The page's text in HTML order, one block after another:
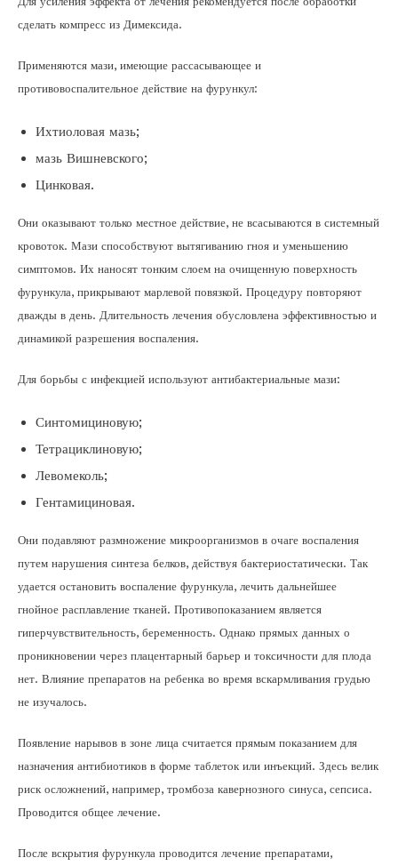
сделать компресс из Димексида.
Применяются мази, имеющие рассасывающее и
противовоспалительное действие на фурункул:
Ихтиоловая мазь;
мазь Вишневского;
Цинковая.
Они оказывают только местное действие, не всасываются в системный
кровоток. Мази способствуют вытягиванию гноя и уменьшению
симптомов. Их наносят тонким слоем на очищенную поверхность
фурункула, прикрывают марлевой повязкой. Процедуру повторяют
дважды в день. Длительность лечения обусловлена эффективностью и
динамикой разрешения воспаления.
Для борьбы с инфекцией используют антибактериальные мази:
Синтомициновую;
Тетрациклиновую;
Левомеколь;
Гентамициновая.
Они подавляют размножение микроорганизмов в очаге воспаления
путем нарушения синтеза белков, действуя бактериостатически. Так
удается остановить воспаление фурункула, лечить дальнейшее
гнойное расплавление тканей. Противопоказанием является
гиперчувствительность, беременность. Однако прямых данных о
проникновении через плацентарный барьер и токсичности для плода
нет. Влияние препаратов на ребенка во время вскармливания грудью
не изучалось.
Появление нарывов в зоне лица считается прямым показанием для
назначения антибиотиков в форме таблеток или инъекций. Здесь велик
риск осложнений, например, тромбоза кавернозного синуса, сепсиса.
Проводится общее лечение.
После вскрытия фурункула проводится лечение препаратами,